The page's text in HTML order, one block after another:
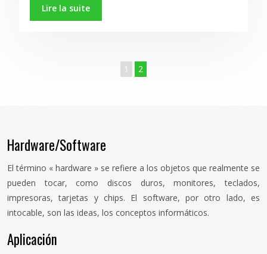
Lire la suite
1 2
Hardware/Software
El término « hardware » se refiere a los objetos que realmente se
pueden tocar, como discos duros, monitores, teclados,
impresoras, tarjetas y chips. El software, por otro lado, es
intocable, son las ideas, los conceptos informáticos.
Aplicación